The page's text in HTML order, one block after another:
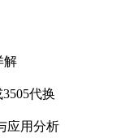
解
代换
应用分析